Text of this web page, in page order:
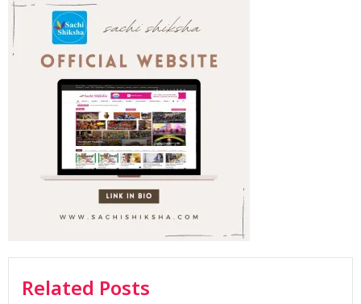
Related Posts